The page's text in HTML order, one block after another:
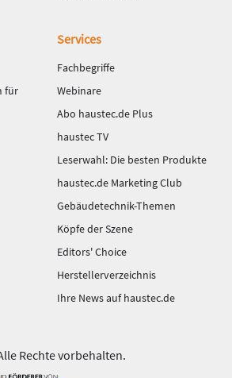
für
Services
Fachbegriffe
Webinare
Abo haustec.de Plus
haustec TV
Leserwahl: Die besten Produkte
haustec.de Marketing Club
Gebäudetechnik-Themen
Köpfe der Szene
Editors' Choice
Herstellerverzeichnis
Ihre News auf haustec.de
Rechte vorbehalten.